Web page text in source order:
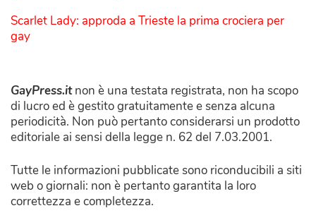
Scarlet Lady: approda a Trieste la prima crociera per
gay
GayPress.itnon è una testata registrata, non ha scopo
di lucro ed è gestito gratuitamente e senza alcuna
periodicità. Non può pertanto considerarsi un prodotto
editoriale ai sensi della legge n. 62 del 7.03.2001.
Tutte le informazioni pubblicate sono riconducibili a siti
web o giornali: non è pertanto garantita la loro
correttezza e completezza.